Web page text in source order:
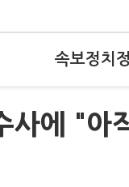
속보정치
사에 "아